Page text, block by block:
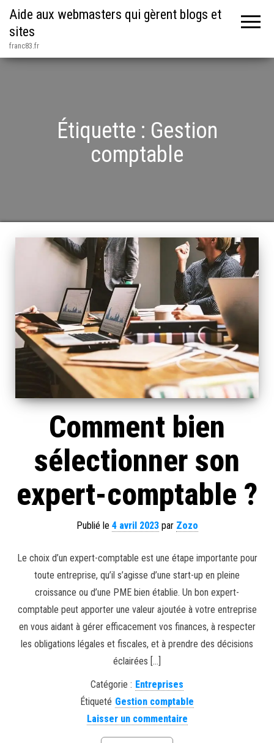
Aide aux webmasters qui gèrent blogs et
sites
franc83.fr
Étiquette : Gestion
comptable
Comment bien
sélectionner son
expert-comptable ?
Publié le 4 avril 2023par Zozo
Le choix d’un expert-comptable est une étape importante pour
toute entreprise, qu’il s’agisse d’une start-up en pleine
croissance ou d’une PME bien établie. Un bon expert-
comptable peut apporter une valeur ajoutée à votre entreprise
en vous aidant à gérer efficacement vos finances, à respecter
les obligations légales et fiscales, et à prendre des décisions
éclairées […]
Catégorie : Entreprises
Étiqueté Gestion comptable
Laisser un commentaire